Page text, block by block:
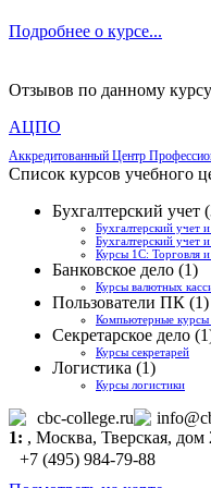
Подробнее о курсе...
Отзывов по данному
АЦПО
Аккредитованный Центр
Список курсов учебного
Бухгалтерский учет
Бухгалтерский учет
Бухгалтерский учет
Курсы 1С: Торговля и
Банковское дело (1)
Курсы валютных
Пользователи ПК (1)
Компьютерные
Секретарское дело
Курсы секретарей
Логистика (1)
Курсы логистики
cbc-college.ru
1: , Москва, Тверская, дом
+7 (495) 984-79-88